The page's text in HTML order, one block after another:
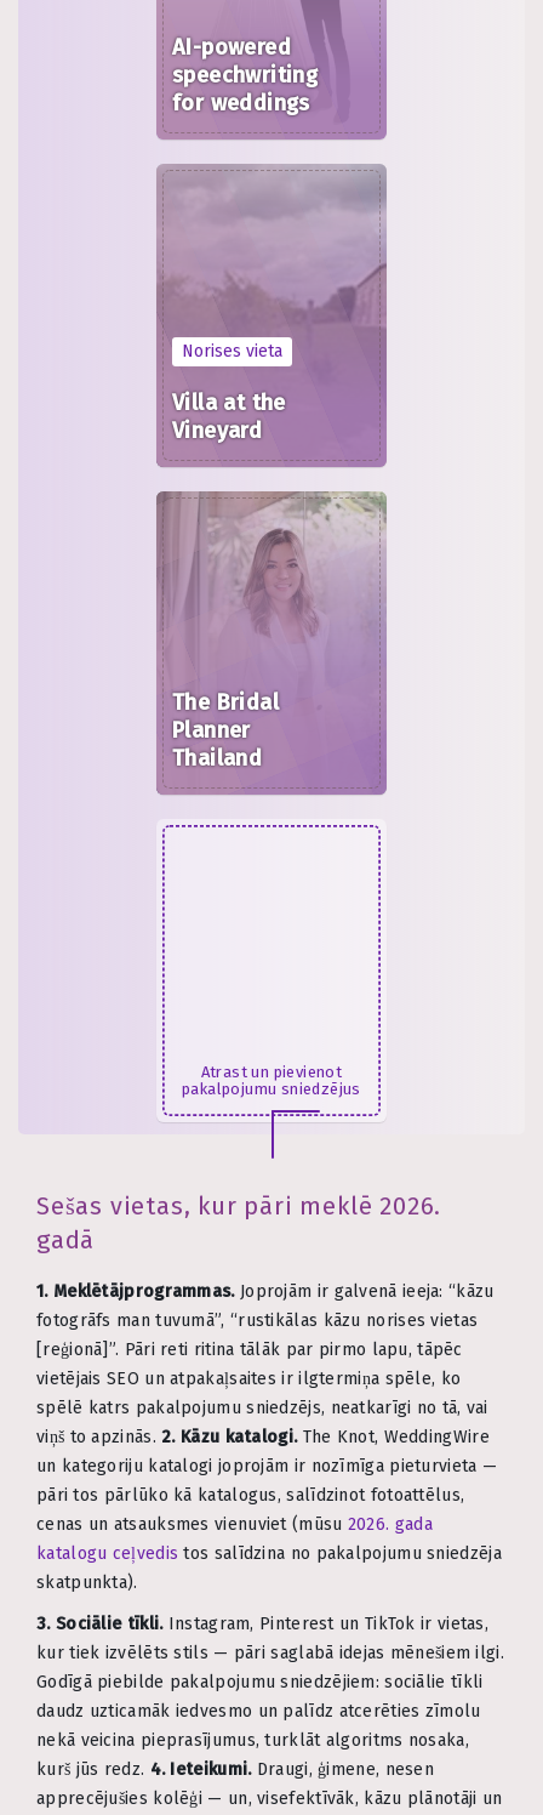
AI-powered
speechwriting
for weddings
Norises vieta
Villa at the
Vineyard
The Bridal
Planner
Thailand
Atrast un pievienot
pakalpojumu sniedzējus
Sešas vietas, kur pāri meklē 2026.
gadā
1. Meklētājprogrammas.Joprojām ir galvenā ieeja: “kāzu
fotogrāfs man tuvumā”, “rustikālas kāzu norises vietas
[reģionā]”. Pāri reti ritina tālāk par pirmo lapu, tāpēc
vietējais SEO un atpakaļsaites ir ilgtermiņa spēle, ko
spēlē katrs pakalpojumu sniedzējs, neatkarīgi no tā, vai
viņš to apzinās.2. Kāzu katalogi.The Knot, WeddingWire
un kategoriju katalogi joprojām ir nozīmīga pieturvieta —
pāri tos pārlūko kā katalogus, salīdzinot fotoattēlus,
cenas un atsauksmes vienuviet (mūsu 2026. gada
katalogu ceļvedis tos salīdzina no pakalpojumu sniedzēja
skatpunkta).
3. Sociālie tīkli.Instagram, Pinterest un TikTok ir vietas,
kur tiek izvēlēts stils — pāri saglabā idejas mēnešiem ilgi.
Godīgā piebilde pakalpojumu sniedzējiem: sociālie tīkli
daudz uzticamāk iedvesmo un palīdz atcerēties zīmolu
nekā veicina pieprasījumus, turklāt algoritms nosaka,
kurš jūs redz. 4. Ieteikumi.Draugi, ģimene, nesen
apprecējušies kolēģi — un, visefektīvāk, kāzu plānotāji un